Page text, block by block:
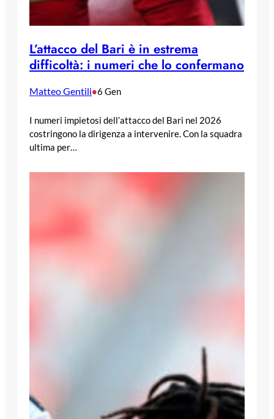
L’attacco del Bari è in estrema
difficoltà: i numeri che lo confermano
Matteo Gentili•6 Gen
I numeri impietosi dell’attacco del Bari nel 2026
costringono la dirigenza a intervenire. Con la squadra
ultima per…